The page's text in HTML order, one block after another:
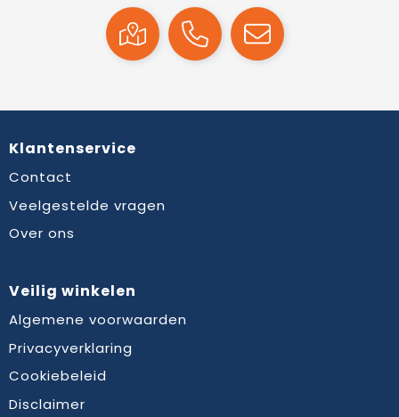
Klantenservice
Contact
Veelgestelde vragen
Over ons
Veilig winkelen
Algemene voorwaarden
Privacyverklaring
Cookiebeleid
Disclaimer